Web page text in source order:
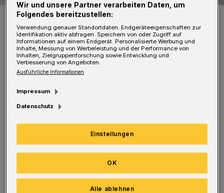
Patrick Hahne (li.) und Prof. Dr. Thorsten Böth.
Foto: DRK
Anlässlich der Antrittsvorlesung an der
wirtschaftswissenschaftlichen Fakultät –
erklärte Patrick Hahne (ehrenamtlicher
Vorsitzender des DRK-Kreisverbandes): „Wir
gratulieren als DRK-Kreisverband Herrn Dr.
Thorsten Böth sehr herzlich zu dieser
Wir und unsere Partner verarbeiten Daten, um
Folgendes bereitzustellen:
Verwendung genauer Standortdaten. Endgeräteeigenschaften zur
Identifikation aktiv abfragen. Speichern von oder Zugriff auf
Informationen auf einem Endgerät. Personalisierte Werbung und
Inhalte, Messung von Werbeleistung und der Performance von
Inhalten, Zielgruppenforschung sowie Entwicklung und
Verbesserung von Angeboten.
Ausführliche Informationen
Impressum
Datenschutz
Einstellungen
Alle ablehnen
OK